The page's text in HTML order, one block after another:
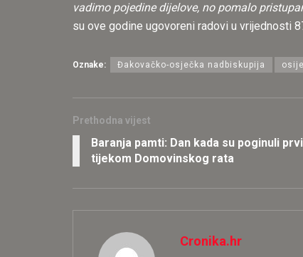
vadimo pojedine dijelove, no pomalo
su ove godine ugovoreni radovi u vrijednosti
Oznake: Đakovačko-osječka nadbiskupija
Prethodna vijest
Baranja pamti: Dan kada su poginuli
tijekom Domovinskog rata
Cronika.hr